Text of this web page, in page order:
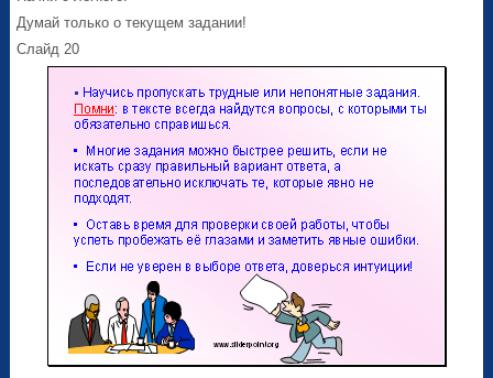
Думай только о текущем задании!
Слайд 20